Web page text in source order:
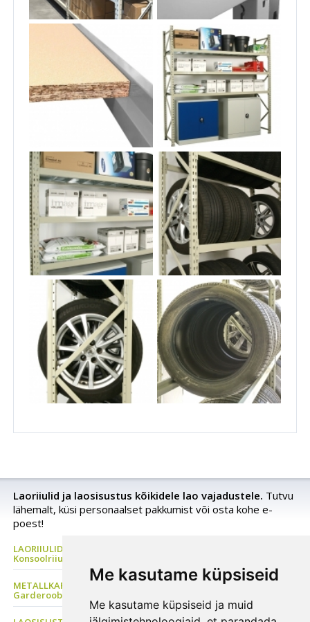
Me kasutame küpsiseid
Me kasutame küpsiseid ja muid
Laoriiulid ja laosisustus kõikidele lao vajadustele. Tutvu
lähemalt, küsi personaalset pakkumist või osta kohe e-
poest!
LAORIIULID Metallriiul, Kaubaaluste riiul, Rehviriiul,
Konsoolriiul, Korrusladu
METALLKAPP Metallist Riidekapp, Kontorikapp,
Garderoobikapp, Tööriistakapp